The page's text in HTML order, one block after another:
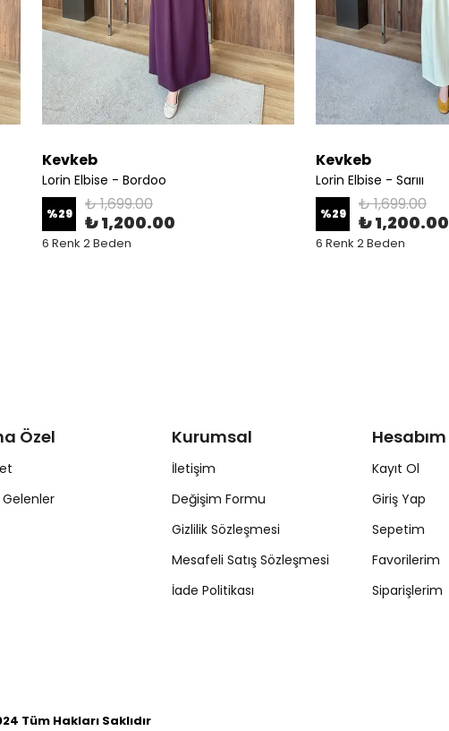
Kevkeb
Lorin Elbise - Bordoo
%29 ₺ 1,699.00
₺ 1,200.00
6 Renk 2 Beden
Kevkeb
Lorin Elbise - Sarııı
%29 ₺ 1,699.00
₺ 1,200.00
6 Renk 2 Beden
Özel Kurumsal
İletişim
Değişim Formu
Gizlilik Sözleşmesi
Mesafeli Satış Sözleşmesi
İade Politikası
Hesabım
Kayıt Ol
Giriş Yap
Sepetim
Favorilerim
Siparişlerim
Tüm Hakları Saklıdır